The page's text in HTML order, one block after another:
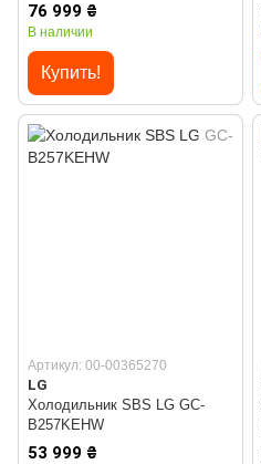
76 999 ₴
В наличии
Купить!
Артикул: 00-00365270
LG
Холодильник SBS LG GC-
B257KEHW
53 999 ₴